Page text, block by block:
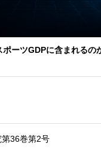
ーツGDPに含まれるの
36巻第2号